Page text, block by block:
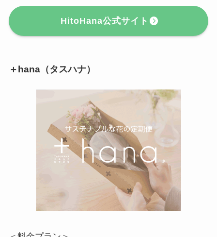
HitoHana公式サイト
＋hana（タスハナ）